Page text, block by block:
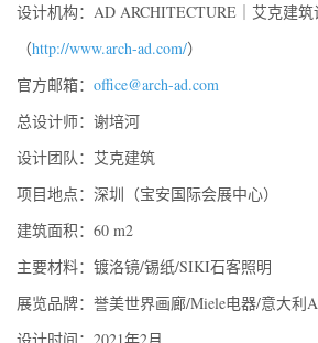
设计机构：AD ARCHITECTURE｜艾克建筑
（http://www.arch-ad.com/）
官方邮箱： office@arch-ad.com
总设计师：谢培河
设计团队：艾克建筑
项目地点：深圳（宝安国际会展中心）
建筑面积：60 m2
主要材料：镀洛镜/锡纸/SIKI石客照明
展览品牌：誉美世界画廊/Miele电器/意大利